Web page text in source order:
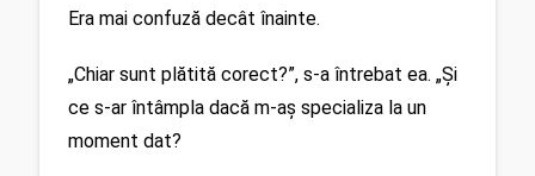
Era mai confuză decât înainte.
„Chiar sunt plătită corect?”, s-a întrebat ea. „Și
ce s-ar întâmpla dacă m-aș specializa la un
moment dat?